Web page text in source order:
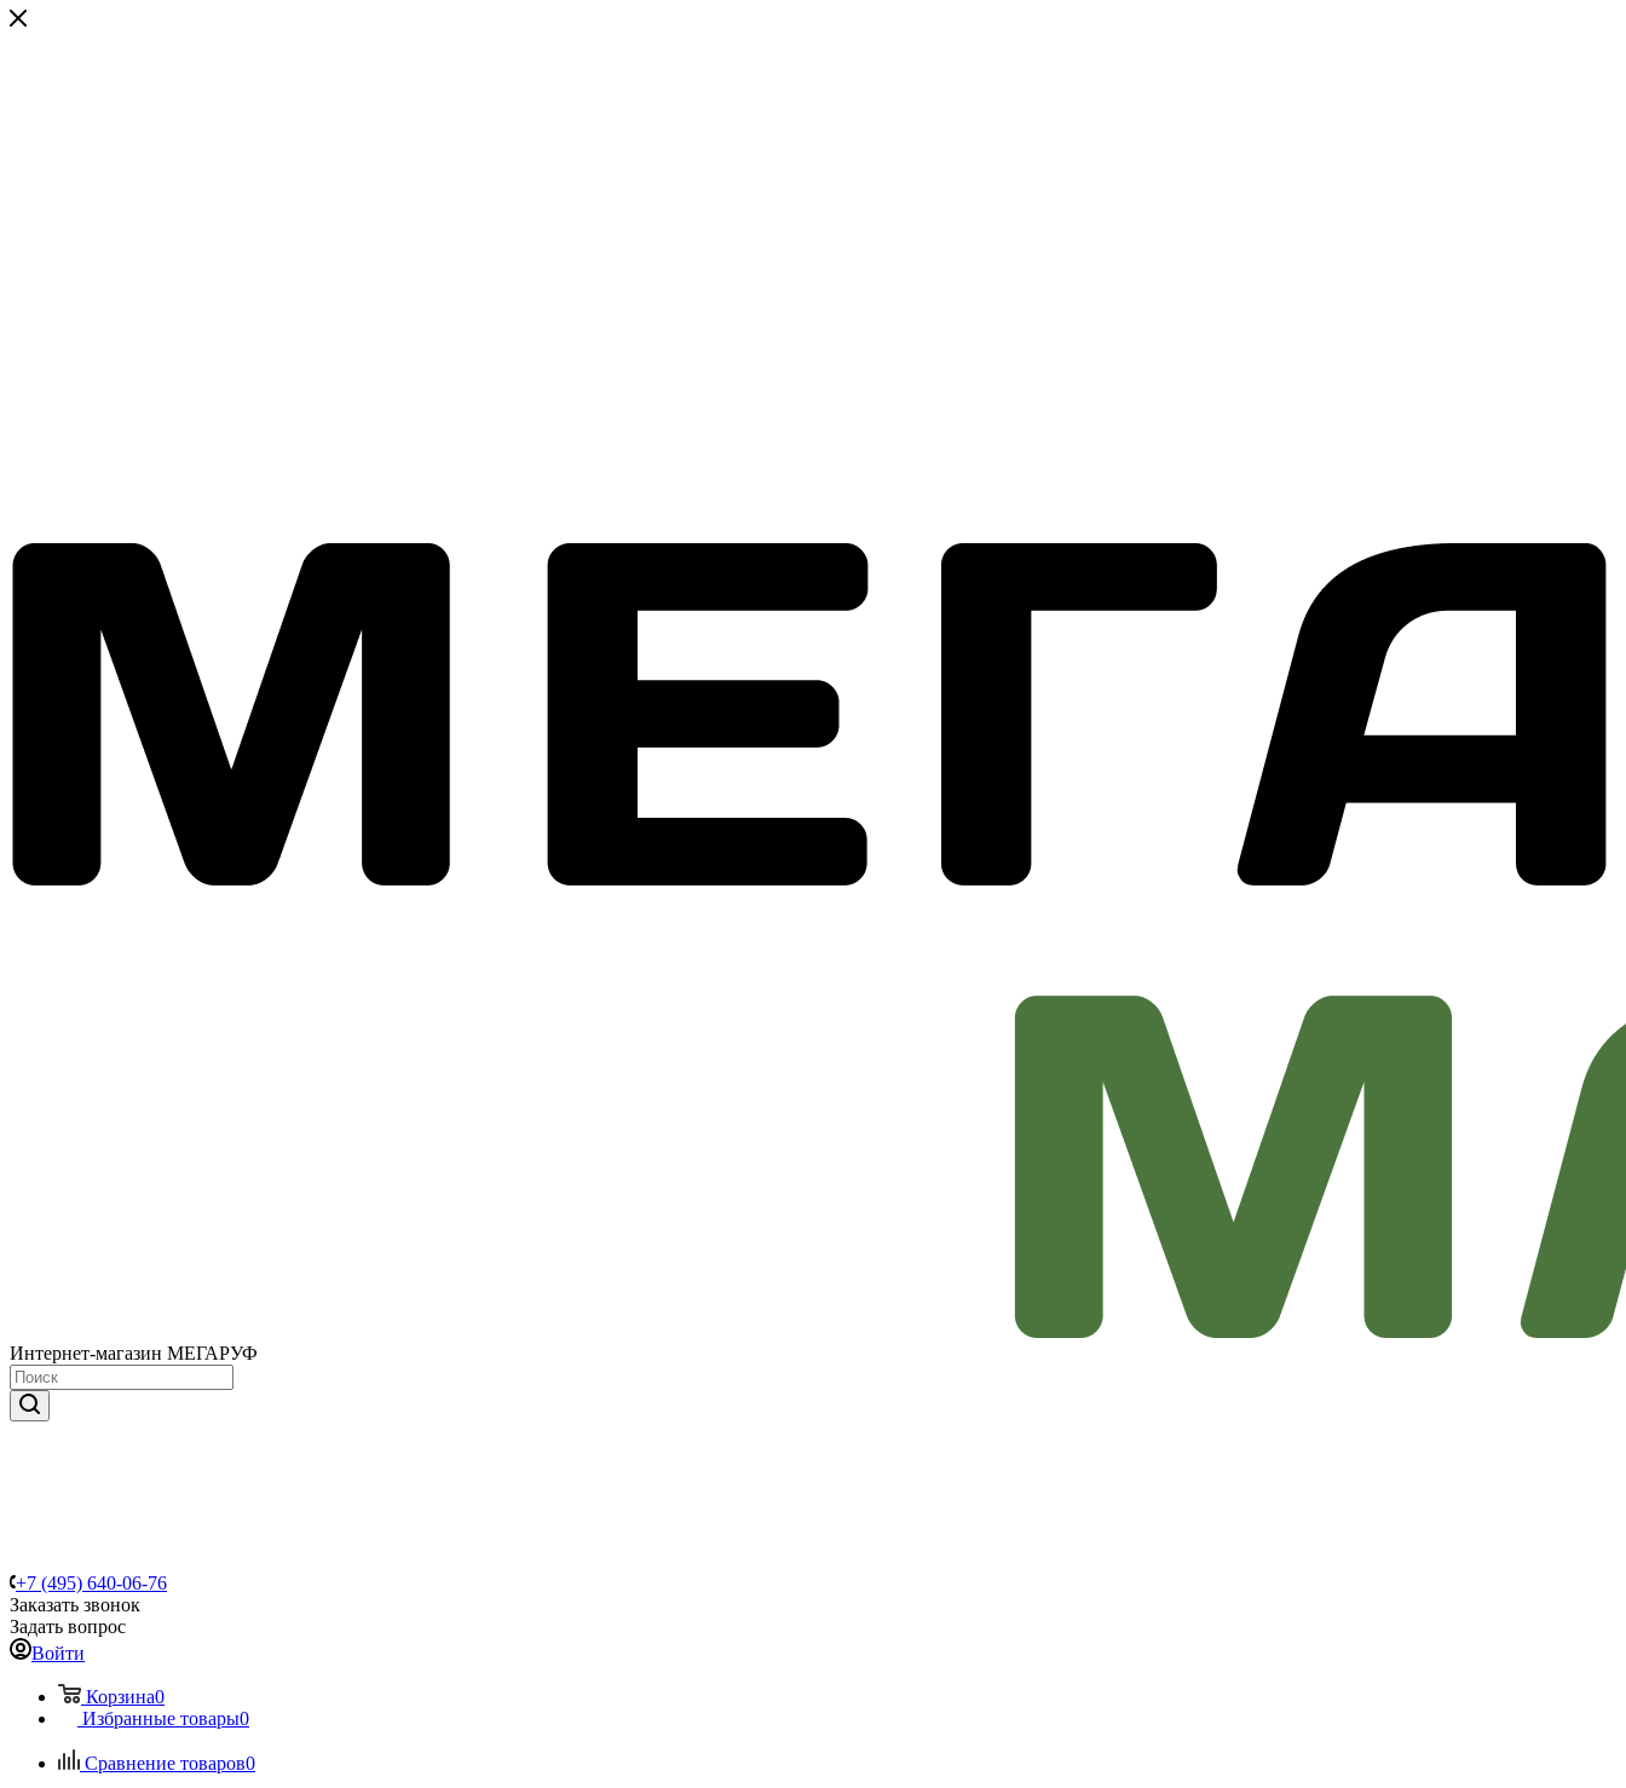
Интернет-магазин МЕГАРУФ
+7 (495) 640-06-76
Заказать звонок
Задать вопрос
Войти
Корзина0
Избранные товары0
Сравнение товаров0